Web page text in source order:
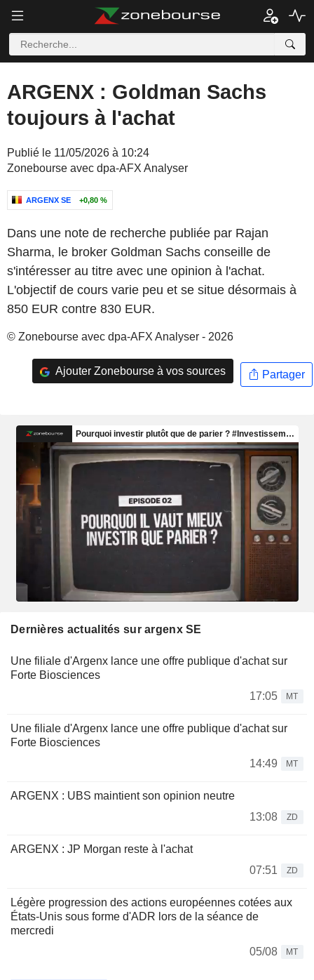
ARGENX : Goldman Sachs
toujours à l'achat
Publié le 11/05/2026 à 10:24
Zonebourse avec dpa-AFX Analyser
ARGENX SE +0,80 %
Dans une note de recherche publiée par Rajan
Sharma, le broker Goldman Sachs conseille de
s'intéresser au titre avec une opinion à l'achat.
L'objectif de cours varie peu et se situe désormais à
850 EUR contre 830 EUR.
© Zonebourse avec dpa-AFX Analyser - 2026
Ajouter Zonebourse à vos sources Partager
Dernières actualités sur argenx SE
Une filiale d'Argenx lance une offre publique d'achat sur
Forte Biosciences
17:05
MT
Une filiale d'Argenx lance une offre publique d'achat sur
Forte Biosciences
14:49
MT
ARGENX : UBS maintient son opinion neutre
13:08
ZD
ARGENX : JP Morgan reste à l'achat
07:51
ZD
Légère progression des actions européennes cotées aux
États-Unis sous forme d'ADR lors de la séance de
mercredi
05/08
MT